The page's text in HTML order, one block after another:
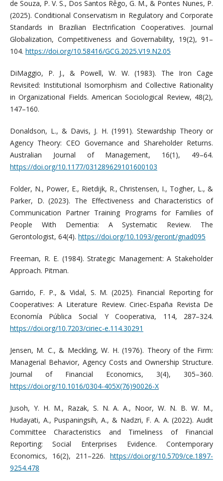
de Souza, P. V. S., Dos Santos Rêgo, G. M., & Pontes Nunes, P.
(2025). Conditional Conservatism in Regulatory and Corporate
Standards in Brazilian Electrification Cooperatives. Journal
Globalization, Competitiveness and Governability, 19(2), 91–
104. https://doi.org/10.58416/GCG.2025.V19.N2.05
DiMaggio, P. J., & Powell, W. W. (1983). The Iron Cage
Revisited: Institutional Isomorphism and Collective Rationality
in Organizational Fields. American Sociological Review, 48(2),
147–160.
Donaldson, L., & Davis, J. H. (1991). Stewardship Theory or
Agency Theory: CEO Governance and Shareholder Returns.
Australian Journal of Management, 16(1), 49–64.
https://doi.org/10.1177/031289629101600103
Folder, N., Power, E., Rietdijk, R., Christensen, I., Togher, L., &
Parker, D. (2023). The Effectiveness and Characteristics of
Communication Partner Training Programs for Families of
People With Dementia: A Systematic Review. The
Gerontologist, 64(4). https://doi.org/10.1093/geront/gnad095
Freeman, R. E. (1984). Strategic Management: A Stakeholder
Approach. Pitman.
Garrido, F. P., & Vidal, S. M. (2025). Financial Reporting for
Cooperatives: A Literature Review. Ciriec-España Revista De
Economía Pública Social Y Cooperativa, 114, 287–324.
https://doi.org/10.7203/ciriec-e.114.30291
Jensen, M. C., & Meckling, W. H. (1976). Theory of the Firm:
Managerial Behavior, Agency Costs and Ownership Structure.
Journal of Financial Economics, 3(4), 305–360.
https://doi.org/10.1016/0304-405X(76)90026-X
Jusoh, Y. H. M., Razak, S. N. A. A., Noor, W. N. B. W. M.,
Hudayati, A., Puspaningsih, A., & Nadzri, F. A. A. (2022). Audit
Committee Characteristics and Timeliness of Financial
Reporting: Social Enterprises Evidence. Contemporary
Economics, 16(2), 211–226.https://doi.org/10.5709/ce.1897-
9254.478